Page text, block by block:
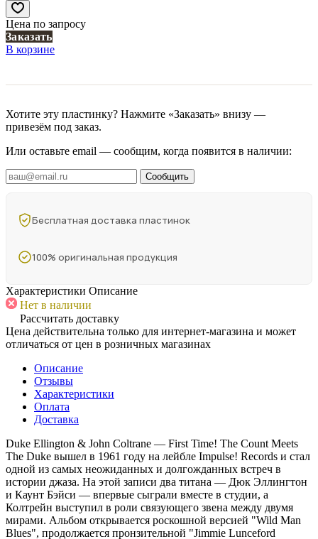
Цена по запросу
Заказать
В корзине
Хотите эту пластинку? Нажмите «Заказать» внизу —
привезём под заказ.
Или оставьте email — сообщим, когда появится в наличии:
Сообщить
Бесплатная доставка пластинок
100% оригинальная продукция
Характеристики Описание
Нет в наличии
Рассчитать доставку
Цена действительна только для интернет-магазина и может
отличаться от цен в розничных магазинах
Описание
Отзывы
Характеристики
Оплата
Доставка
Duke Ellington & John Coltrane — First Time! The Count Meets
The Duke вышел в 1961 году на лейбле Impulse! Records и стал
одной из самых неожиданных и долгожданных встреч в
истории джаза. На этой записи два титана — Дюк Эллингтон
и Каунт Бэйси — впервые сыграли вместе в студии, а
Колтрейн выступил в роли связующего звена между двумя
мирами. Альбом открывается роскошной версией "Wild Man
Blues", продолжается пронзительной "Jimmie Lunceford